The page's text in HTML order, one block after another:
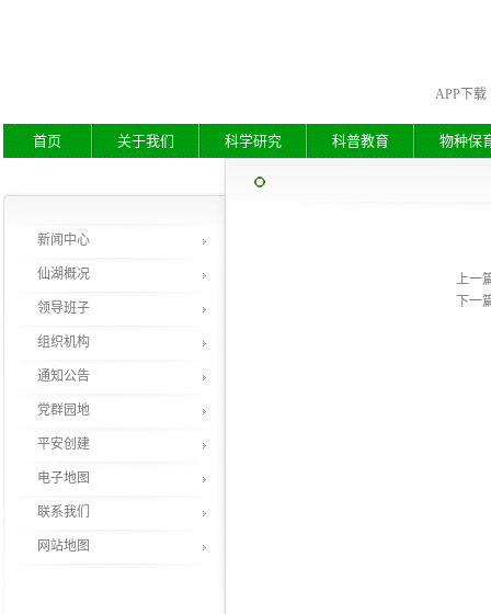
APP下载
首页 关于我们 科学研究 科普教育 物种保
上一
下一
新闻中心
仙湖概况
领导班子
组织机构
通知公告
党群园地
平安创建
电子地图
联系我们
网站地图